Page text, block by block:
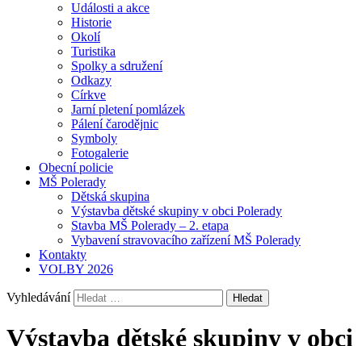
Události a akce
Historie
Okolí
Turistika
Spolky a sdružení
Odkazy
Církve
Jarní pletení pomlázek
Pálení čarodějnic
Symboly
Fotogalerie
Obecní policie
MŠ Polerady
Dětská skupina
Výstavba dětské skupiny v obci Polerady
Stavba MŠ Polerady – 2. etapa
Vybavení stravovacího zařízení MŠ Polerady
Kontakty
VOLBY 2026
Vyhledávání
Výstavba dětské skupiny v obci